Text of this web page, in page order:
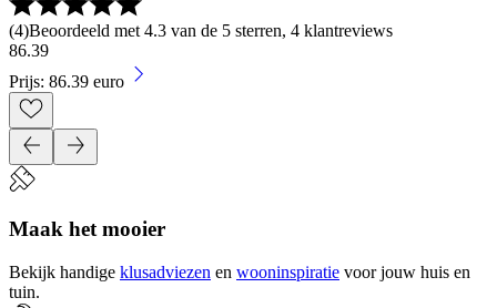
(4)Beoordeeld met 4.3 van de 5 sterren, 4 klantreviews
86.39
Prijs: 86.39 euro
Maak het mooier
Bekijk handige klusadviezen en wooninspiratie voor jouw huis en
tuin.